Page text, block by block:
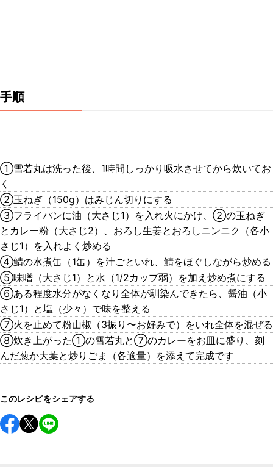
手順
①雪若丸は洗った後、1時間しっかり吸水させてから炊いてお
く
②玉ねぎ（150g）はみじん切りにする
③フライパンに油（大さじ1）を入れ火にかけ、②の玉ねぎ
とカレー粉（大さじ2）、おろし生姜とおろしニンニク（各小
さじ1）を入れよく炒める
④鯖の水煮缶（1缶）を汁ごといれ、鯖をほぐしながら炒める
⑤味噌（大さじ1）と水（1/2カップ弱）を加え炒め煮にする
⑥ある程度水分がなくなり全体が馴染んできたら、醤油（小
さじ1）と塩（少々）で味を整える
⑦火を止めて粉山椒（3振り〜お好みで）をいれ全体を混ぜる
⑧炊き上がった①の雪若丸と⑦のカレーをお皿に盛り、刻
んだ葱か大葉と炒りごま（各適量）を添えて完成です
このレシピをシェアする